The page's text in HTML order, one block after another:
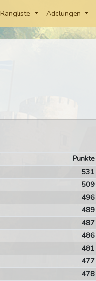
Rangliste Adelungen
Punkte
531
509
496
489
487
486
481
477
478